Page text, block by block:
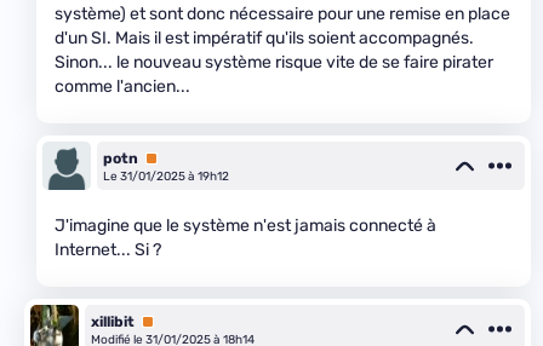
système) et sont donc nécessaire pour une remise en place
d'un SI. Mais il est impératif qu'ils soient accompagnés.
Sinon... le nouveau système risque vite de se faire pirater
comme l'ancien...
potn
Premium
Le 31/01/2025 à 19h12
J'imagine que le système n'est jamais connecté à
Internet... Si ?
xillibit Premium
Modifié le 31/01/2025 à 18h14